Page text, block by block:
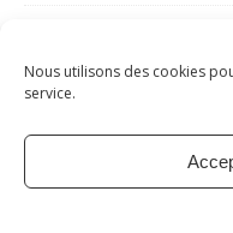
Nous utilisons des cookies
service.
sétois.es